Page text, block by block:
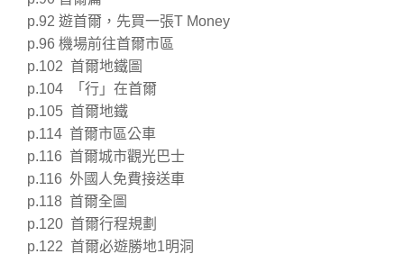
p.92 遊首爾，先買一張T Money
p.96 機場前往首爾市區
p.102 首爾地鐵圖
p.104 「行」在首爾
p.105 首爾地鐵
p.114 首爾市區公車
p.116 首爾城市觀光巴士
p.116 外國人免費接送車
p.118 首爾全圖
p.120 首爾行程規劃
p.122 首爾必遊勝地1明洞